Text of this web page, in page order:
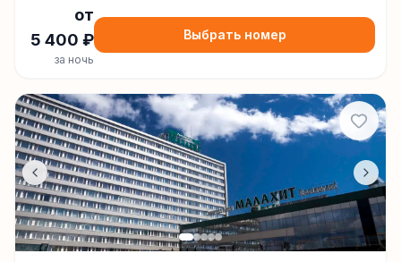
от
5 400 ₽
за ночь
Выбрать номер